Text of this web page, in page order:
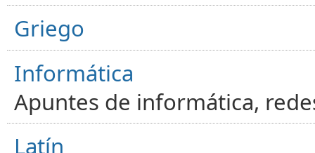
Griego
Informática
Apuntes de informática,
Latín